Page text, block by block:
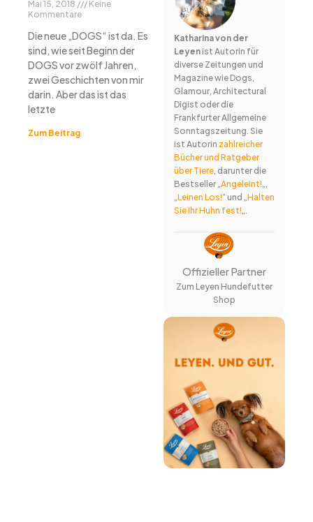
Mai 15, 2018
Keine
Kommentare
Die neue „DOGS“ ist da. Es
sind, wie seit Beginn der
DOGS vor zwölf Jahren,
zwei Geschichten von mir
darin. Aber das ist das
letzte
Zum Beitrag
Katharina von der
Leyenist Autorin für
diverse Zeitungen und
Magazine wie Dogs,
Glamour, Architectural
Digist oder die
Frankfurter Allgemeine
Sonntagszeitung. Sie
ist Autorin zahlreicher
Bücher und Ratgeber
über Tiere, darunter die
Bestseller „ Angeleint!
Leinen Los!“ und „ Halten
Sie Ihr Huhn fest!
Offizieller Partner
Zum Leyen Hundefutter
Shop